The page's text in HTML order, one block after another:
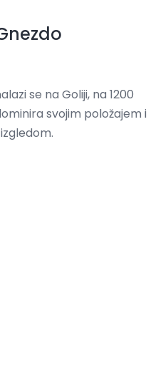
se na Goliji, na 1200
svojim položajem i